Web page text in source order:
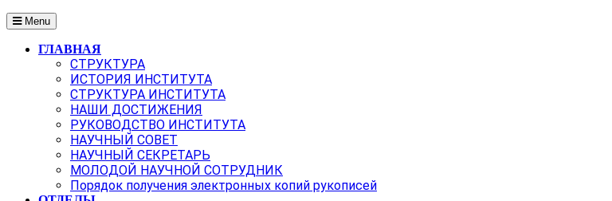
Menu
ГЛАВНАЯ
СТРУКТУРА
ИСТОРИЯ ИНСТИТУТА
СТРУКТУРА ИНСТИТУТА
НАШИ ДОСТИЖЕНИЯ
РУКОВОДСТВО ИНСТИТУТА
НАУЧНЫЙ СОВЕТ
НАУЧНЫЙ СЕКРЕТАРЬ
МОЛОДОЙ НАУЧНОЙ СОТРУДНИК
Порядок получения электронных копий рукописей